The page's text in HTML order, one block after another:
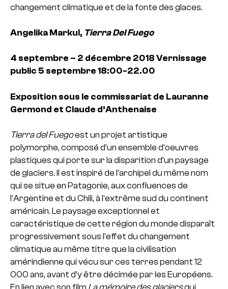
changement climatique et de la fonte des glaces.
Angelika Markul, Tierra Del Fuego
4 septembre – 2 décembre 2018 Vernissage
public 5 septembre 18:00-22.00
Exposition sous le commissariat de Lauranne
Germond et Claude d’Anthenaise
Tierra del Fuegoest un projet artistique
polymorphe, composé d’un ensemble d’oeuvres
plastiques qui porte sur la disparition d’un paysage
de glaciers. Il est inspiré de l’archipel du même nom
qui se situe en Patagonie, aux confluences de
l’Argentine et du Chili, à l’extrême sud du continent
américain. Le paysage exceptionnel et
caractéristique de cette région du monde disparaît
progressivement sous l’effet du changement
climatique au même titre que la civilisation
amérindienne qui vécu sur ces terres pendant 12
000 ans, avant d’y être décimée par les Européens.
En lien avec son film La mémoire des glaciersqui